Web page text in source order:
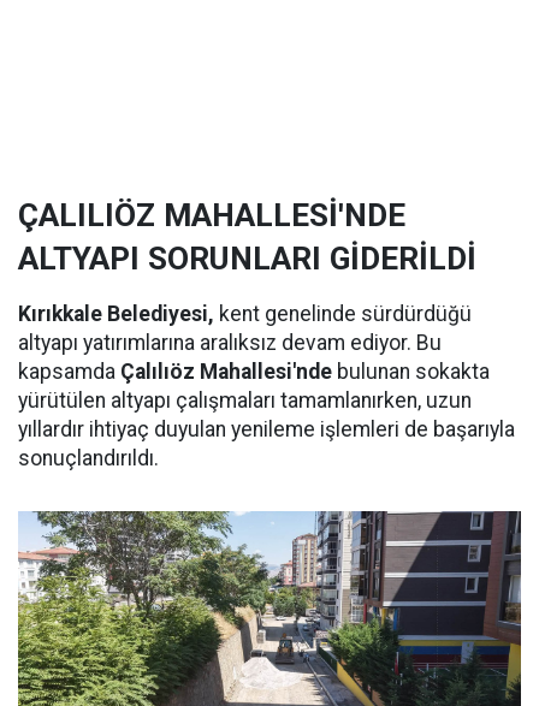
ÇALILIÖZ MAHALLESİ'NDE
ALTYAPI SORUNLARI GİDERİLDİ
Kırıkkale Belediyesi, kent genelinde sürdürdüğü
altyapı yatırımlarına aralıksız devam ediyor. Bu
kapsamda Çalılıöz Mahallesi'nde bulunan sokakta
yürütülen altyapı çalışmaları tamamlanırken, uzun
yıllardır ihtiyaç duyulan yenileme işlemleri de başarıyla
sonuçlandırıldı.